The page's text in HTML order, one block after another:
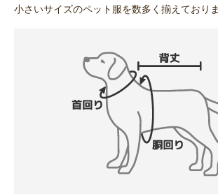
小さいサイズのペット服を数多く揃えておりま